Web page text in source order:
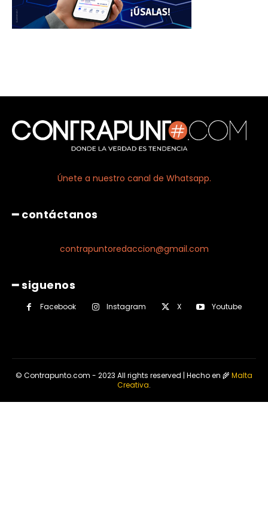
Únete a nuestro canal de Whatsapp.
━ contáctanos
contrapuntoredaccion@gmail.com
━ siguenos
Facebook Instagram X Youtube
© Contrapunto.com - 2023 All rights reserved | Hecho en 🌾Malta
Creativa.